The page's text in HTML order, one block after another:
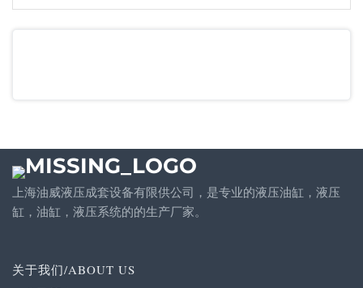
上海油威液压成套设备有限供公司，是专业的液压油缸，液压
缸，油缸，液压系统的的生产厂家。
关于我们/ABOUT US